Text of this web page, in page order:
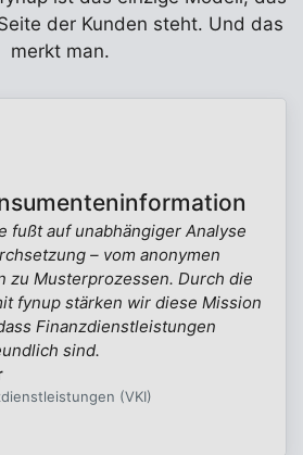
der Kunden steht. Und das
merkt man.
fußt auf unabhängiger Analyse
– vom anonymen
zu Musterprozessen. Durch die
fynup stärken wir diese Mission
Finanzdienstleistungen
sind.
(VKI)